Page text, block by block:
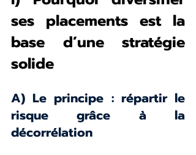
ses placements est la
base d’une stratégie
solide
A) Le principe : répartir le
risque grâce à la
décorrélation